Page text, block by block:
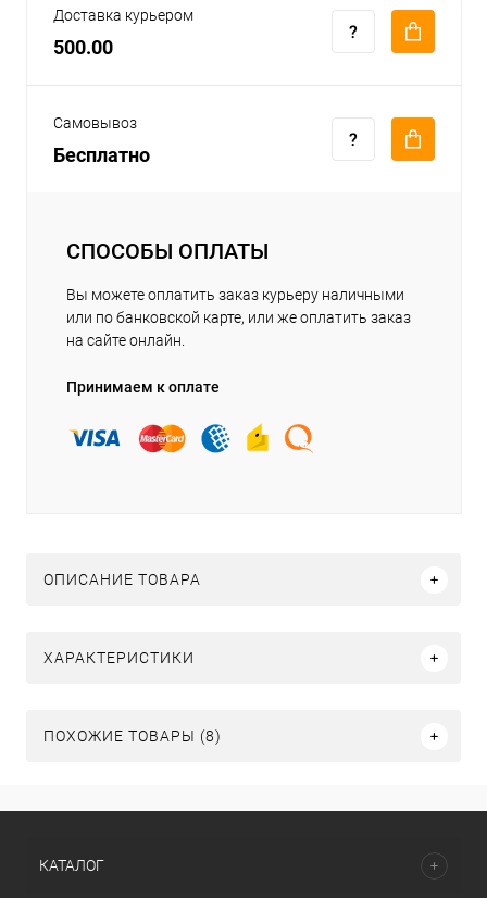
Доставка курьером
500.00
Самовывоз
Бесплатно
СПОСОБЫ ОПЛАТЫ
Вы можете оплатить заказ курьеру наличными
или по банковской карте, или же оплатить заказ
на сайте онлайн.
Принимаем к оплате
ОПИСАНИЕ ТОВАРА
ХАРАКТЕРИСТИКИ
ПОХОЖИЕ ТОВАРЫ (8)
КАТАЛОГ